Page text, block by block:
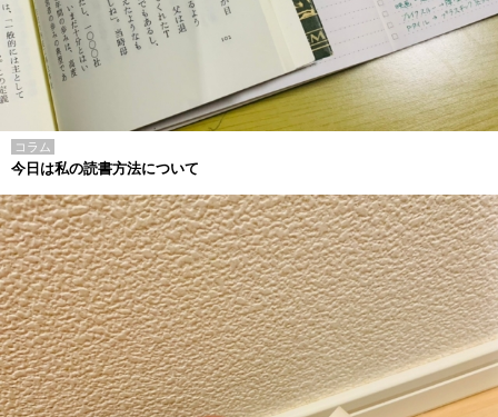
コラム
今日は私の読書方法について